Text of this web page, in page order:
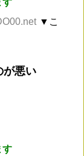
す
▼こ
が悪い
す